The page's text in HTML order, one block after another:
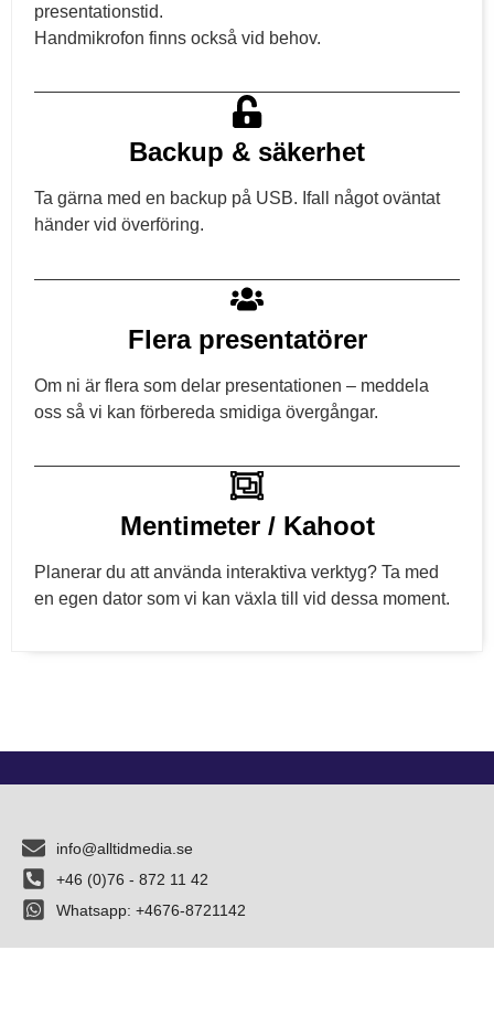
presentationstid.
Handmikrofon finns också vid behov.
Backup & säkerhet
Ta gärna med en backup på USB. Ifall något oväntat
händer vid överföring.
Flera presentatörer
Om ni är flera som delar presentationen – meddela
oss så vi kan förbereda smidiga övergångar.
Mentimeter / Kahoot
Planerar du att använda interaktiva verktyg? Ta med
en egen dator som vi kan växla till vid dessa moment.
info@alltidmedia.se
+46 (0)76 - 872 11 42
Whatsapp: +4676-8721142